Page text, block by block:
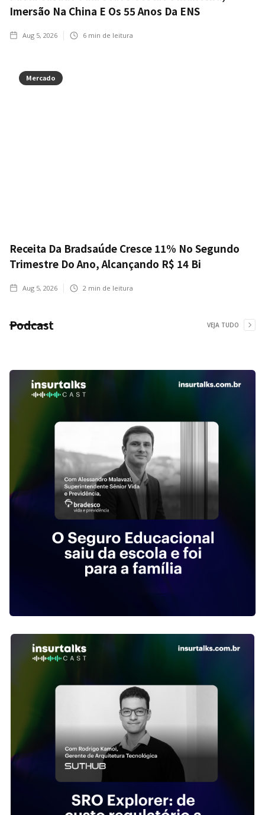
Imersão Na China E Os 55 Anos Da ENS
Aug 5, 2026 6 min de leitura
Mercado
Receita Da Bradsaúde Cresce 11% No Segundo
Trimestre Do Ano, Alcançando R$ 14 Bi
Aug 5, 2026 2 min de leitura
Podcast VEJA TUDO